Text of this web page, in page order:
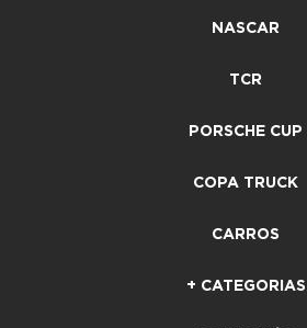
NASCAR
TCR
PORSCHE CUP
COPA TRUCK
CARROS
+ CATEGORIAS